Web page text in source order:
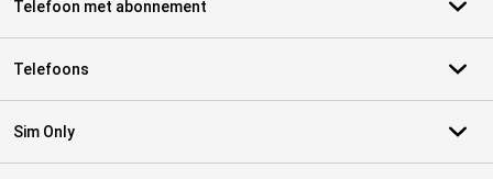
Telefoon met abonnement
Telefoons
Sim Only